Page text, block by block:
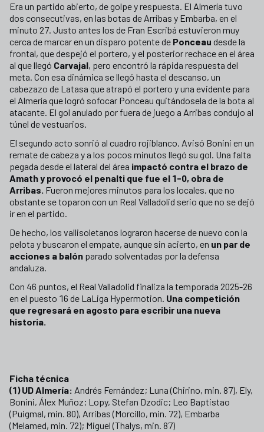
Era un partido abierto, de golpe y respuesta. El Almería tuvo
dos consecutivas, en las botas de Arribas y Embarba, en el
minuto 27. Justo antes los de Fran Escribá estuvieron muy
cerca de marcar en un disparo potente de Ponceau desde la
frontal, que despejó el portero, y el posterior rechace en el área
al que llegó Carvajal, pero encontró la rápida respuesta del
meta. Con esa dinámica se llegó hasta el descanso, un
cabezazo de Latasa que atrapó el portero y una evidente para
el Almería que logró sofocar Ponceau quitándosela de la bota al
atacante. El gol anulado por fuera de juego a Arribas condujo al
túnel de vestuarios.
El segundo acto sonrió al cuadro rojiblanco. Avisó Bonini en un
remate de cabeza y a los pocos minutos llegó su gol. Una falta
pegada desde el lateral del área impactó contra el brazo de
Amath y provocó el penalti que fue el 1-0, obra de
Arribas. Fueron mejores minutos para los locales, que no
obstante se toparon con un Real Valladolid serio que no se dejó
ir en el partido.
De hecho, los vallisoletanos lograron hacerse de nuevo con la
pelota y buscaron el empate, aunque sin acierto, en un par de
acciones a balón parado solventadas por la defensa
andaluza.
Con 46 puntos, el Real Valladolid finaliza la temporada 2025-26
en el puesto 16 de LaLiga Hypermotion. Una competición
que regresará en agosto para escribir una nueva
historia.
Ficha técnica
(1) UD Almería: Andrés Fernández; Luna (Chirino, min. 87), Ely,
Bonini, Álex Muñoz; Lopy, Stefan Dzodic; Leo Baptistao
(Puigmal, min. 80), Arribas (Morcillo, min. 72), Embarba
(Melamed, min. 72); Miguel (Thalys, min. 87)